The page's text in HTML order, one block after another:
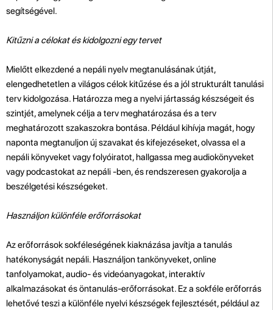
segítségével.
Kitűzni a célokat és kidolgozni egy tervet
Mielőtt elkezdené a nepáli nyelv megtanulásának útját,
elengedhetetlen a világos célok kitűzése és a jól strukturált tanulási
terv kidolgozása. Határozza meg a nyelvi jártasság készségeit és
szintjét, amelynek célja a terv meghatározása és a terv
meghatározott szakaszokra bontása. Például kihívja magát, hogy
naponta megtanuljon új szavakat és kifejezéseket, olvassa el a
nepáli könyveket vagy folyóiratot, hallgassa meg audiokönyveket
vagy podcastokat az nepáli -ben, és rendszeresen gyakorolja a
beszélgetési készségeket.
Használjon különféle erőforrásokat
Az erőforrások sokféleségének kiaknázása javítja a tanulás
hatékonyságát nepáli. Használjon tankönyveket, online
tanfolyamokat, audio- és videóanyagokat, interaktív
alkalmazásokat és öntanulás-erőforrásokat. Ez a sokféle erőforrás
lehetővé teszi a különféle nyelvi készségek fejlesztését, például az